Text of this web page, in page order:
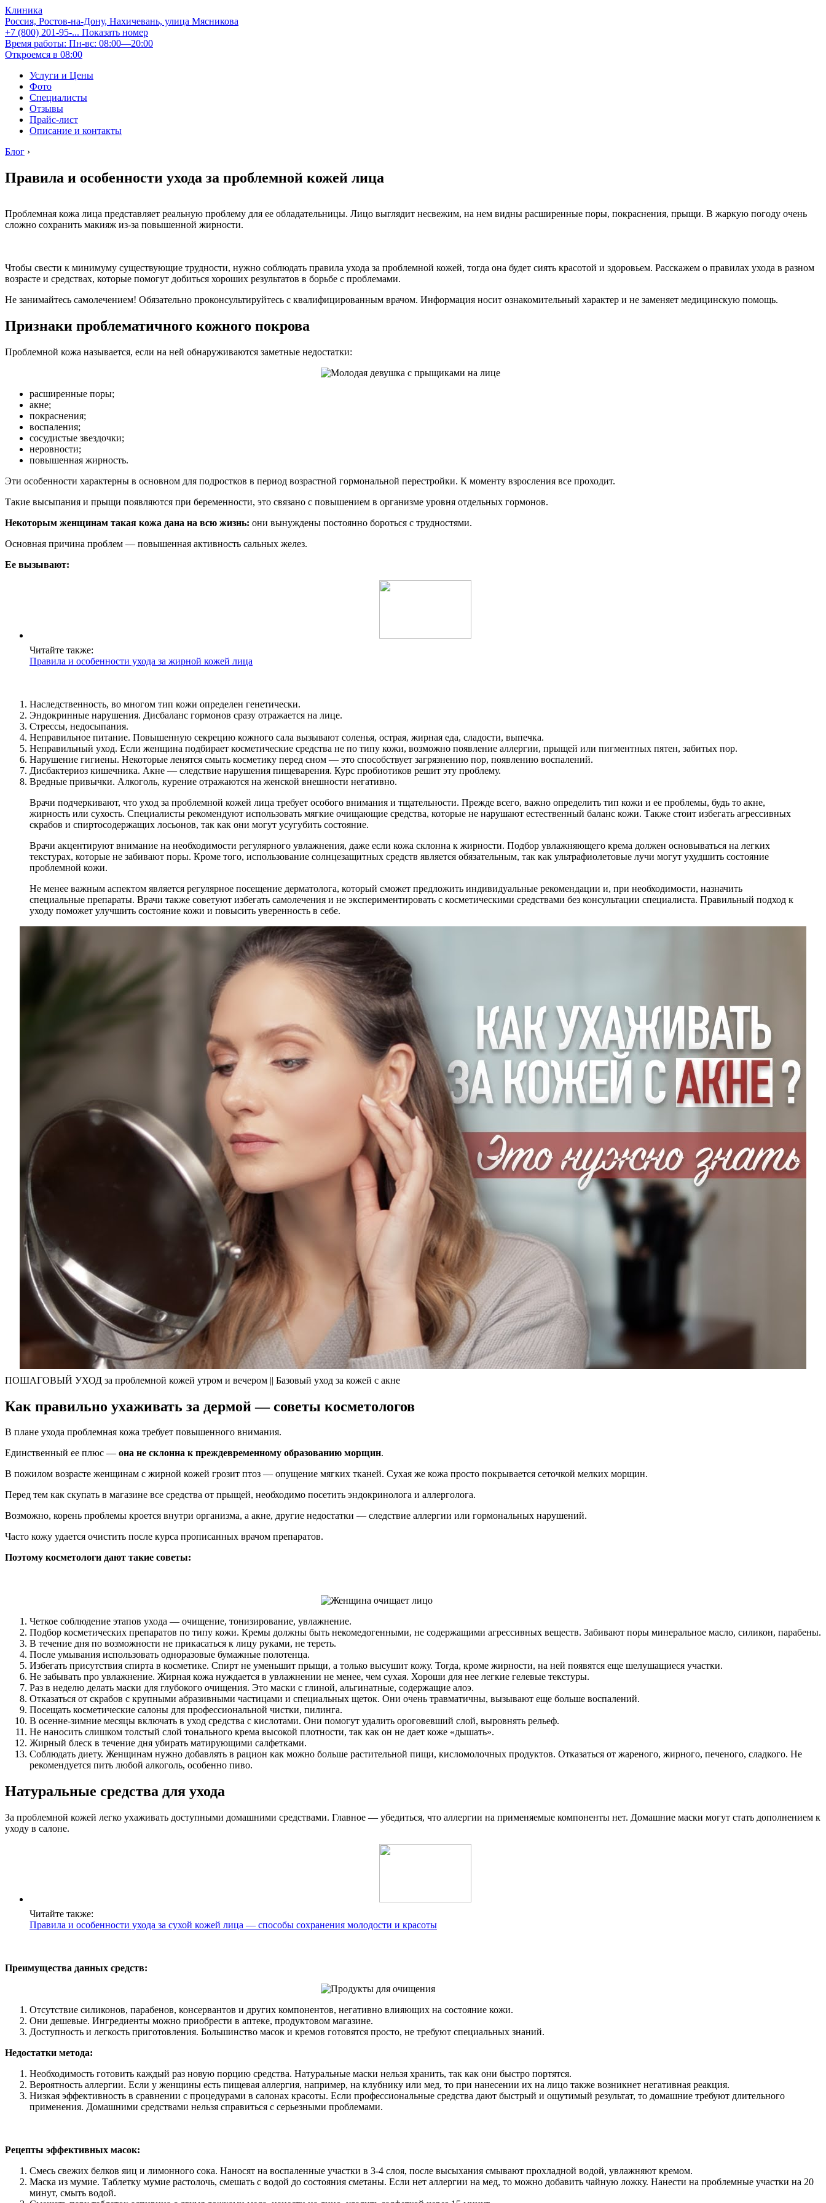
Клиника
Россия, Ростов-на-Дону, Нахичевань, улица Мясникова
+7 (800) 201-95-... Показать номер
Время работы: Пн-вс: 08:00—20:00
Откроемся в 08:00
Услуги и Цены
Фото
Специалисты
Отзывы
Прайс-лист
Описание и контакты
Блог ›
Правила и особенности ухода за проблемной кожей лица
Проблемная кожа лица представляет реальную проблему для ее обладательницы. Лицо выглядит несвежим, на нем видны расширенные поры, покраснения, прыщи. В жаркую погоду очень
сложно сохранить макияж из-за повышенной жирности.
Чтобы свести к минимуму существующие трудности, нужно соблюдать правила ухода за проблемной кожей, тогда она будет сиять красотой и здоровьем. Расскажем о правилах ухода в разном
возрасте и средствах, которые помогут добиться хороших результатов в борьбе с проблемами.
Не занимайтесь самолечением! Обязательно проконсультируйтесь с квалифицированным врачом. Информация носит ознакомительный характер и не заменяет медицинскую помощь.
Признаки проблематичного кожного покрова
Проблемной кожа называется, если на ней обнаруживаются заметные недостатки:
расширенные поры;
акне;
покраснения;
воспаления;
сосудистые звездочки;
неровности;
повышенная жирность.
Эти особенности характерны в основном для подростков в период возрастной гормональной перестройки. К моменту взросления все проходит.
Такие высыпания и прыщи появляются при беременности, это связано с повышением в организме уровня отдельных гормонов.
Некоторым женщинам такая кожа дана на всю жизнь: они вынуждены постоянно бороться с трудностями.
Основная причина проблем — повышенная активность сальных желез.
Ее вызывают:
Читайте также:
Правила и особенности ухода за жирной кожей лица
Наследственность, во многом тип кожи определен генетически.
Эндокринные нарушения. Дисбаланс гормонов сразу отражается на лице.
Стрессы, недосыпания.
Неправильное питание. Повышенную секрецию кожного сала вызывают соленья, острая, жирная еда, сладости, выпечка.
Неправильный уход. Если женщина подбирает косметические средства не по типу кожи, возможно появление аллергии, прыщей или пигментных пятен, забитых пор.
Нарушение гигиены. Некоторые ленятся смыть косметику перед сном — это способствует загрязнению пор, появлению воспалений.
Дисбактериоз кишечника. Акне — следствие нарушения пищеварения. Курс пробиотиков решит эту проблему.
Вредные привычки. Алкоголь, курение отражаются на женской внешности негативно.
Врачи подчеркивают, что уход за проблемной кожей лица требует особого внимания и тщательности. Прежде всего, важно определить тип кожи и ее проблемы, будь то акне,
жирность или сухость. Специалисты рекомендуют использовать мягкие очищающие средства, которые не нарушают естественный баланс кожи. Также стоит избегать агрессивных
скрабов и спиртосодержащих лосьонов, так как они могут усугубить состояние.
Врачи акцентируют внимание на необходимости регулярного увлажнения, даже если кожа склонна к жирности. Подбор увлажняющего крема должен основываться на легких
текстурах, которые не забивают поры. Кроме того, использование солнцезащитных средств является обязательным, так как ультрафиолетовые лучи могут ухудшить состояние
проблемной кожи.
Не менее важным аспектом является регулярное посещение дерматолога, который сможет предложить индивидуальные рекомендации и, при необходимости, назначить
специальные препараты. Врачи также советуют избегать самолечения и не экспериментировать с косметическими средствами без консультации специалиста. Правильный подход к
уходу поможет улучшить состояние кожи и повысить уверенность в себе.
ПОШАГОВЫЙ УХОД за проблемной кожей утром и вечером || Базовый уход за кожей с акне
Как правильно ухаживать за дермой — советы косметологов
В плане ухода проблемная кожа требует повышенного внимания.
Единственный ее плюс — она не склонна к преждевременному образованию морщин.
В пожилом возрасте женщинам с жирной кожей грозит птоз — опущение мягких тканей. Сухая же кожа просто покрывается сеточкой мелких морщин.
Перед тем как скупать в магазине все средства от прыщей, необходимо посетить эндокринолога и аллерголога.
Возможно, корень проблемы кроется внутри организма, а акне, другие недостатки — следствие аллергии или гормональных нарушений.
Часто кожу удается очистить после курса прописанных врачом препаратов.
Поэтому косметологи дают такие советы:
Четкое соблюдение этапов ухода — очищение, тонизирование, увлажнение.
Подбор косметических препаратов по типу кожи. Кремы должны быть некомедогенными, не содержащими агрессивных веществ. Забивают поры минеральное масло, силикон, парабены.
В течение дня по возможности не прикасаться к лицу руками, не тереть.
После умывания использовать одноразовые бумажные полотенца.
Избегать присутствия спирта в косметике. Спирт не уменьшит прыщи, а только высушит кожу. Тогда, кроме жирности, на ней появятся еще шелушащиеся участки.
Не забывать про увлажнение. Жирная кожа нуждается в увлажнении не менее, чем сухая. Хороши для нее легкие гелевые текстуры.
Раз в неделю делать маски для глубокого очищения. Это маски с глиной, альгинатные, содержащие алоэ.
Отказаться от скрабов с крупными абразивными частицами и специальных щеток. Они очень травматичны, вызывают еще больше воспалений.
Посещать косметические салоны для профессиональной чистки, пилинга.
В осенне-зимние месяцы включать в уход средства с кислотами. Они помогут удалить ороговевший слой, выровнять рельеф.
Не наносить слишком толстый слой тонального крема высокой плотности, так как он не дает коже «дышать».
Жирный блеск в течение дня убирать матирующими салфетками.
Соблюдать диету. Женщинам нужно добавлять в рацион как можно больше растительной пищи, кисломолочных продуктов. Отказаться от жареного, жирного, печеного, сладкого. Не
рекомендуется пить любой алкоголь, особенно пиво.
Натуральные средства для ухода
За проблемной кожей легко ухаживать доступными домашними средствами. Главное — убедиться, что аллергии на применяемые компоненты нет. Домашние маски могут стать дополнением к
уходу в салоне.
Читайте также:
Правила и особенности ухода за сухой кожей лица — способы сохранения молодости и красоты
Преимущества данных средств:
Отсутствие силиконов, парабенов, консервантов и других компонентов, негативно влияющих на состояние кожи.
Они дешевые. Ингредиенты можно приобрести в аптеке, продуктовом магазине.
Доступность и легкость приготовления. Большинство масок и кремов готовятся просто, не требуют специальных знаний.
Недостатки метода:
Необходимость готовить каждый раз новую порцию средства. Натуральные маски нельзя хранить, так как они быстро портятся.
Вероятность аллергии. Если у женщины есть пищевая аллергия, например, на клубнику или мед, то при нанесении их на лицо также возникнет негативная реакция.
Низкая эффективность в сравнении с процедурами в салонах красоты. Если профессиональные средства дают быстрый и ощутимый результат, то домашние требуют длительного
применения. Домашними средствами нельзя справиться с серьезными проблемами.
Рецепты эффективных масок:
Смесь свежих белков яиц и лимонного сока. Наносят на воспаленные участки в 3-4 слоя, после высыхания смывают прохладной водой, увлажняют кремом.
Маска из мумие. Таблетку мумие растолочь, смешать с водой до состояния сметаны. Если нет аллергии на мед, то можно добавить чайную ложку. Нанести на проблемные участки на 20
минут, смыть водой.